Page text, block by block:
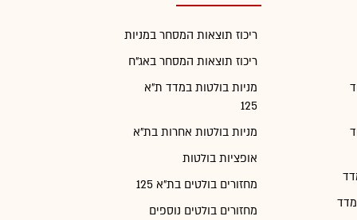
מדד
ריכוז תוצאות המסחר במניות
ריכוז תוצאות המסחר באג"ח
מניות בולטות במדד ת"א
125
מניות בולטות אחרות בת"א
אופציות בולטות
מחזורים בולטים בת"א 125
מחזורים בולטים נוספים